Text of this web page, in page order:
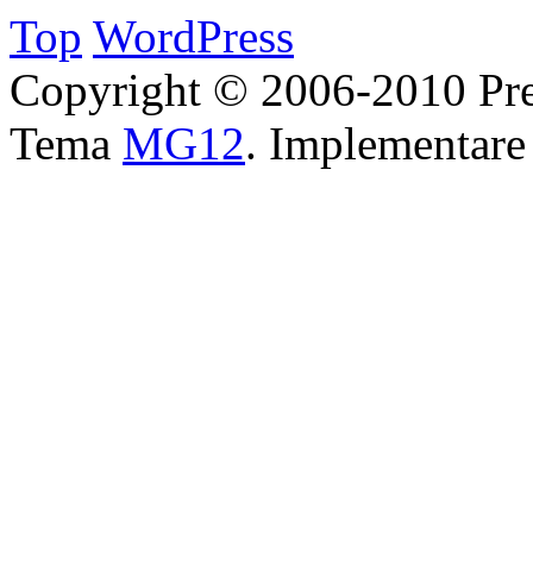
Top WordPress
Copyright © 2006-2010
Tema MG12.